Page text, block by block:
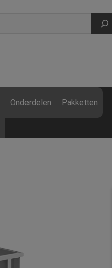
Onderdelen Pakketten
met